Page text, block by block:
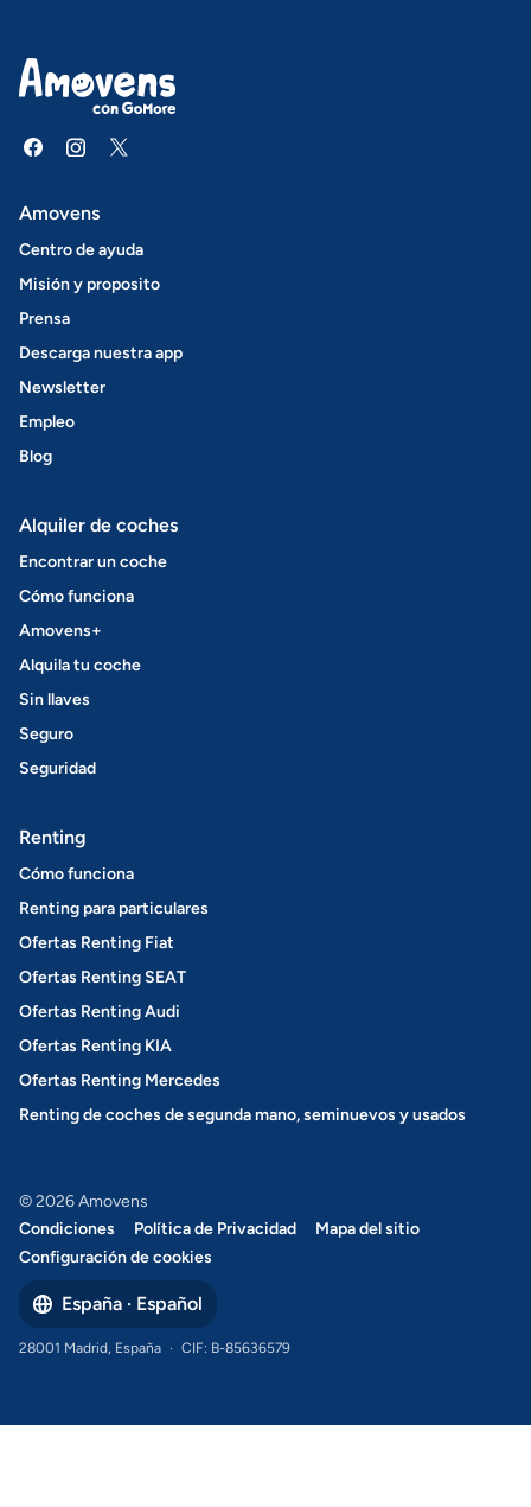
Amovens
Centro de ayuda
Misión y proposito
Prensa
Descarga nuestra app
Newsletter
Empleo
Blog
Alquiler de coches
Encontrar un coche
Cómo funciona
Amovens+
Alquila tu coche
Sin llaves
Seguro
Seguridad
Renting
Cómo funciona
Renting para particulares
Ofertas Renting Fiat
Ofertas Renting SEAT
Ofertas Renting Audi
Ofertas Renting KIA
Ofertas Renting Mercedes
Renting de coches de segunda mano, seminuevos y usados
© 2026 Amovens
Condiciones
Política de Privacidad
Mapa del sitio
Configuración de cookies
España · Español
28001 Madrid, España · CIF: B-85636579